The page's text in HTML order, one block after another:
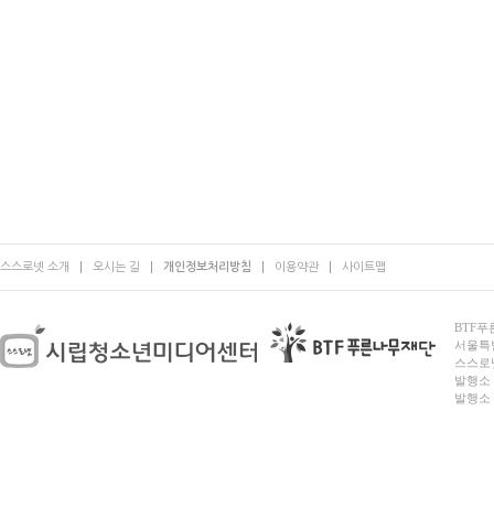
스스로넷 소개 오시는 길 개인정보처리방침 이용약관 사이트맵
BTF푸
서울
스스로
발행소
발행소